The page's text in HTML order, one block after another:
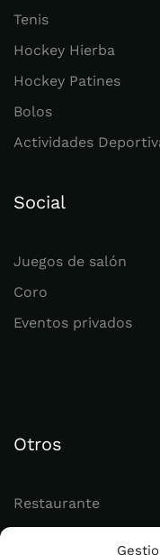
Tenis
Hockey Hierba
Hockey Patines
Bolos
Actividades
Social
Juegos de salón
Coro
Eventos privados
Otros
Restaurante